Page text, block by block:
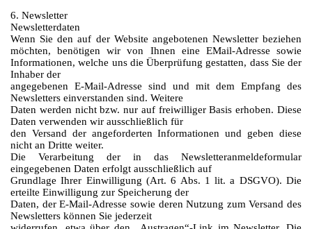
6. Newsletter
Newsletterdaten
Wenn Sie den auf der Website angebotenen Newsletter beziehen
möchten, benötigen wir von Ihnen eine EMail-Adresse sowie
Informationen, welche uns die Überprüfung gestatten, dass Sie der
Inhaber der
angegebenen E-Mail-Adresse sind und mit dem Empfang des
Newsletters einverstanden sind. Weitere
Daten werden nicht bzw. nur auf freiwilliger Basis erhoben. Diese
Daten verwenden wir ausschließlich für
den Versand der angeforderten Informationen und geben diese
nicht an Dritte weiter.
Die Verarbeitung der in das Newsletteranmeldeformular
eingegebenen Daten erfolgt ausschließlich auf
Grundlage Ihrer Einwilligung (Art. 6 Abs. 1 lit. a DSGVO). Die
erteilte Einwilligung zur Speicherung der
Daten, der E-Mail-Adresse sowie deren Nutzung zum Versand des
Newsletters können Sie jederzeit